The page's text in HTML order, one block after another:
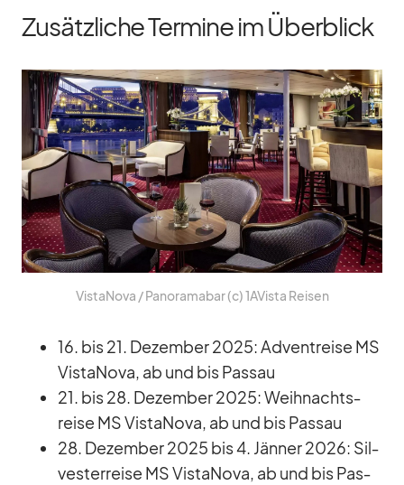
Zusätzliche Termine im Überblick
Vist­a­Nova /​ Pan­ora­m­abar (c) 1AVista Rei­sen
16. bis 21. De­zem­ber 2025: Ad­vent­reise MS
Vist­a­Nova, ab und bis Pas­sau
21. bis 28. De­zem­ber 2025: Weih­nachts­
reise MS Vist­a­Nova, ab und bis Pas­sau
28. De­zem­ber 2025 bis 4. Jän­ner 2026: Sil­
ves­ter­reise MS Vist­a­Nova, ab und bis Pas­